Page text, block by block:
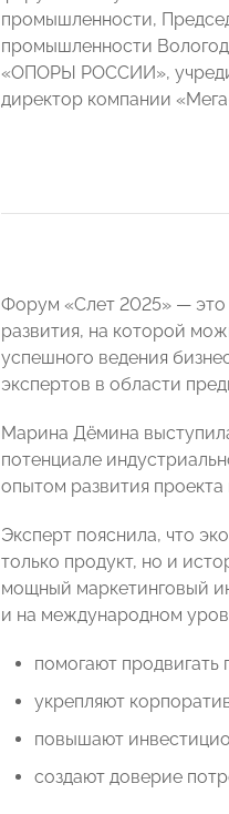
промышленности,
промышленности
«ОПОРЫ РОССИИ»,
директор компании
Форум «Слет 2025» — это
развития, на которой
успешного ведения
экспертов в области
Марина Дёмина
потенциале
опытом развития
Эксперт пояснила, что
только продукт, но и
мощный маркетинговый
и на международном
помогают
укрепляют
повышают
создают доверие